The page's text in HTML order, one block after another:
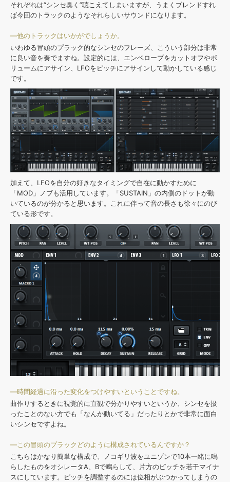
それぞれは“シンセ臭く”聴こえてしまいますが、うまくブレンドすれ
ば今回のトラックのようなそれらしいサウンドになります。
—他のトラックはいかがでしょうか。
いわゆる冒頭のプラック的なシンセのフレーズ、こういう部分は非常
に良い音を奏でますね。設定的には、エンベロープをカットオフやボ
リュームにアサイン、LFOをピッチにアサインして動かしている感じ
です。
加えて、LFOを自分の好きなタイミングで自在に動かすために
「MOD」ノブも活用しています。「SUSTAIN」の内側のドットが動
いているのが分かると思います。これに伴って音の長さも徐々にのび
ている形です。
—時間経過に沿った変化をつけやすいということですね。
曲作りするときに視覚的に直観で分かりやすいというか、シンセを扱
ったことのない方でも「なんか動いてる」だったりとかで非常に面白
いシンセですよね。
—この冒頭のプラックどのように構成されているんですか？
こちらはかなり簡単な構成で、ノコギリ波をユニゾンで10本一緒に鳴
らしたものをオシレータA、Bで鳴らして、片方のピッチを若干マイナ
スにしています。ピッチを調整するのには位相がぶつかってしまうの